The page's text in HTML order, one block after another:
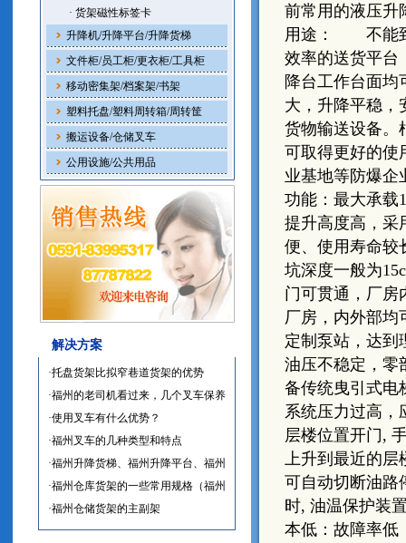
· 货架磁性标签卡
升降机/升降平台/升降货梯
文件柜/员工柜/更衣柜/工具柜
移动密集架/档案架/书架
塑料托盘/塑料周转箱/周转筐
搬运设备/仓储叉车
公用设施/公共用品
解决方案
·托盘货架比拟窄巷道货架的优势
·福州的老司机看过来，几个叉车保养
小技巧一定要知道
·使用叉车有什么优势？
·福州叉车的几种类型和特点
·福州升降货梯、福州升降平台、福州
液压升降机-导轨升降机
·福州仓库货架的一些常用规格（福州
特都货架）
·福州仓储货架的主副架
前常用的液压升
用途： 不能到
效率的送货平台
降台工作台面
大，升降平稳，
货物输送设备。
可取得更好的使
业基地等防爆企
功能：最大承载
提升高度高，采
便、使用寿命较
坑深度一般为
门可贯通，厂房
厂房，内外部均
定制泵站，达到
油压不稳定，零
备传统曳引式电
系统压力过高，
层楼位置开门,
上升到最近的层
可自动切断油路
时, 油温保护装
本低：故障率低